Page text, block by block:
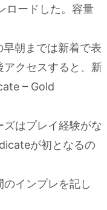
ロードした。容量
早朝までは新着で表
アクセスすると、新
– Gold
はプレイ経験がな
が初となるの
インプレを記し